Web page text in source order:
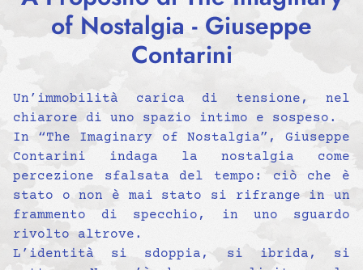
of Nostalgia - Giuseppe
Contarini
Un’immobilità carica di tensione, nel
chiarore di uno spazio intimo e sospeso.
In “The Imaginary of Nostalgia”, Giuseppe
Contarini indaga la nostalgia come
percezione sfalsata del tempo: ciò che è
stato o non è mai stato si rifrange in un
frammento di specchio, in uno sguardo
rivolto altrove.
L’identità si sdoppia, si ibrida, si